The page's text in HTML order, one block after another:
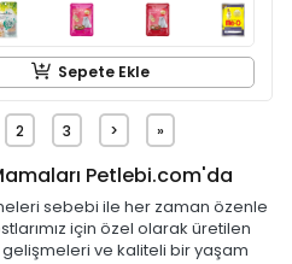
Sepete Ekle
2 3 > »
Petlebi.com'da
sebebi ile her zaman özenle
için özel olarak üretilen
gelişmeleri ve kaliteli bir yaşam